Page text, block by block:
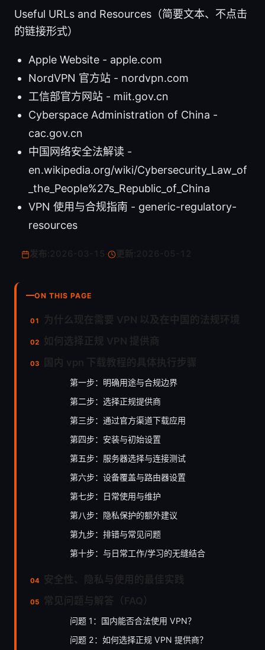
Useful URLs and Resources（简要文本、不点击
的链接形式）
Apple Website - apple.com
NordVPN 官方站 - nordvpn.com
工信部官方网站 - miit.gov.cn
Cyberspace Administration of China -
cac.gov.cn
中国网络安全法解读 -
en.wikipedia.org/wiki/Cybersecurity_Law_of
_the_People%27s_Republic_of_China
VPN 使用与合规指南 - generic-regulatory-
resources
更新:
ON THIS PAGE
第一步：明确用途与合规边界
第二步：选择正规提供商
第三步：通过官方渠道下载应用
第四步：安装与初始设置
第五步：服务器选择与连接测试
第六步：设备覆盖与路由器设置
第七步：日常使用与维护
第八步：隐私保护的额外建议
第九步：排错与常见问题
第十步：与日常工作/学习的无缝结合
问题 1：国内能否合法使用 VPN？
问题 2：如何选择正规 VPN 提供商？